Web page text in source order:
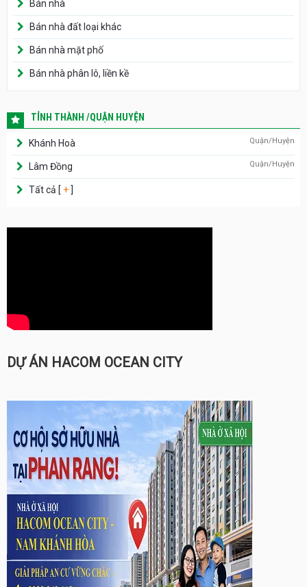
Bán nhà
Bán nhà đất loại khác
Bán nhà mặt phố
Bán nhà phân lô, liền kề
TỈNH THÀNH /QUẬN HUYỆN
Khánh Hoà Quận/Huyện
Lâm Đồng Quận/Huyện
Tất cả [ +]
DỰ ÁN HACOM OCEAN CITY